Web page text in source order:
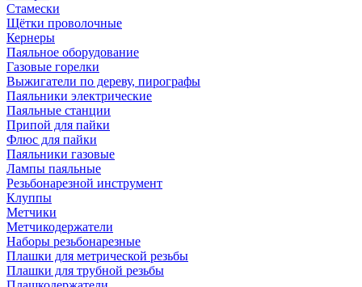
Стамески
Щётки проволочные
Кернеры
Паяльное оборудование
Газовые горелки
Выжигатели по дереву, пирографы
Паяльники электрические
Паяльные станции
Припой для пайки
Флюс для пайки
Паяльники газовые
Лампы паяльные
Резьбонарезной инструмент
Клуппы
Метчики
Метчикодержатели
Наборы резьбонарезные
Плашки для метрической резьбы
Плашки для трубной резьбы